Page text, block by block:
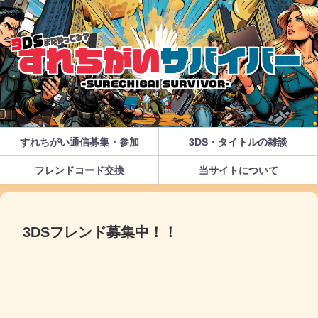
すれちがい通信募集・参加 3DS・タイトルの雑談
フレンドコード交換 当サイトについて
3DSフレンド募集中！！